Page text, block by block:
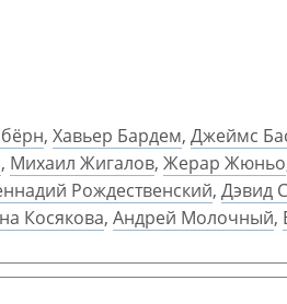
, Хавьер Бардем, Джеймс
, Михаил Жигалов, Жерар Жюньо
Рождественский, Дэвид
Косякова, Андрей Молочный,